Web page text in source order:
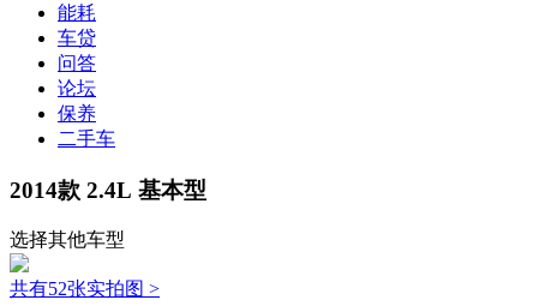
能耗
车贷
问答
论坛
保养
二手车
2014款 2.4L 基本型
选择其他车型
共有52张实拍图 >